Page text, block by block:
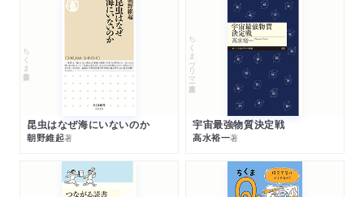
ちくま新書
昆虫はなぜ海にいないのか
朝野維起著
ちくまプリマー新書
宇宙最強物質決定戦
高水裕一著